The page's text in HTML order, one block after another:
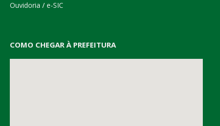
Ouvidoria / e-SIC
COMO CHEGAR À PREFEITURA